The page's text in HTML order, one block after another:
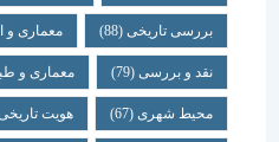
بررسی تاریخی (88) معماری و انسان (84)
نقد و بررسی (79) معماری و طبیعت (71)
محیط شهری(67) هویت تاریخی(67)